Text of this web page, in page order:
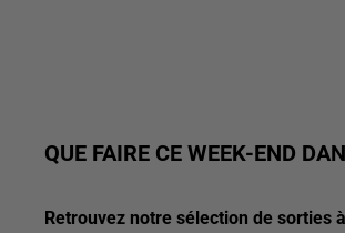
QUE FAIRE CE WEEK-END
Retrouvez notre sélection de sorties